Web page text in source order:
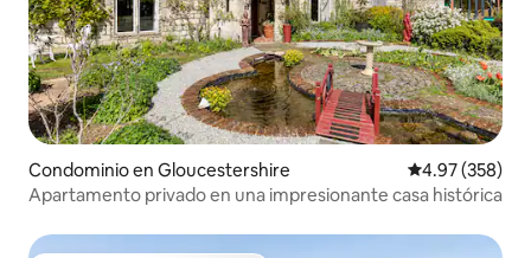
Condominio en Gloucestershire Calificación
4.97 (358)
Apartamento privado en una impresionante casa histórica